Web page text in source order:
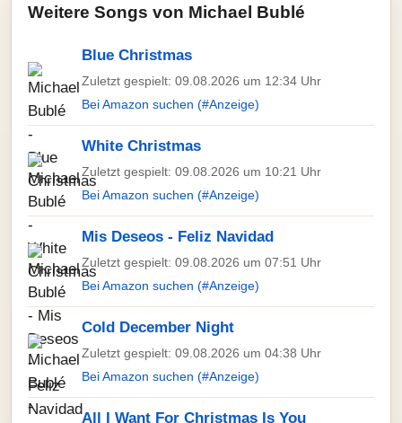
Weitere Songs von Michael Bublé
Blue Christmas
Zuletzt gespielt: 09.08.2026 um 12:34 Uhr
Bei Amazon suchen (#Anzeige)
White Christmas
Zuletzt gespielt: 09.08.2026 um 10:21 Uhr
Bei Amazon suchen (#Anzeige)
Mis Deseos - Feliz Navidad
Zuletzt gespielt: 09.08.2026 um 07:51 Uhr
Bei Amazon suchen (#Anzeige)
Cold December Night
Zuletzt gespielt: 09.08.2026 um 04:38 Uhr
Bei Amazon suchen (#Anzeige)
All I Want For Christmas Is You